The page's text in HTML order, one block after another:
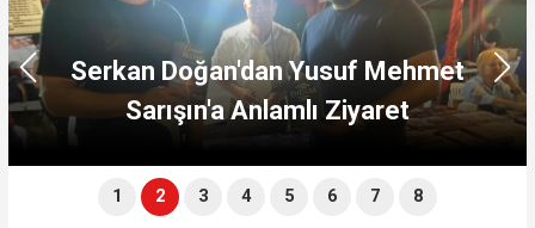
Alkaya ve yönetiminden Yusuf Mehmet
Sarışın'a Anlamlı Ziyaret
1 2 3 4 5 6 7 8